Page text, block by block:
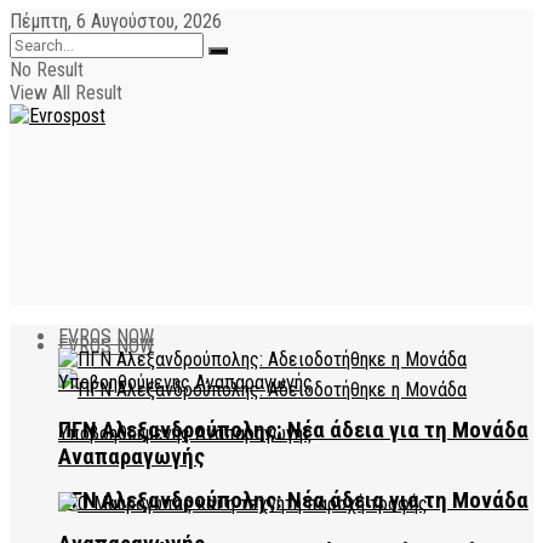
Πέμπτη, 6 Αυγούστου, 2026
No Result
View All Result
EVROS NOW
ΠΓΝ Αλεξανδρούπολης: Νέα άδεια για τη Μονάδα
EVROS NOW
ΠΓΝ Αλεξανδρούπολης: Νέα άδεια για τη Μονάδα
Αναπαραγωγής